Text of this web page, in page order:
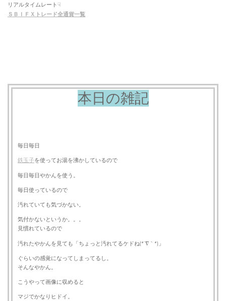
リアルタイムレート☟
ＳＢＩＦＸトレード全通貨一覧
本日の雑記
毎日毎日
鉄玉子を使ってお湯を沸かしているので
毎日毎日やかんを使う。
毎日使っているので
汚れていても気づかない。
気付かないというか。。。
見慣れているので
汚れたやかんを見ても「ちょっと汚れてるケドね(*´∇｀*)」
ぐらいの感覚になってしまってるし。
そんなやかん。
こうやって画像に収めると
マジでかなりヒドイ。